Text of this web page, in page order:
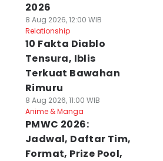
2026
8 Aug 2026, 12:00 WIB
Relationship
10 Fakta Diablo
Tensura, Iblis
Terkuat Bawahan
Rimuru
8 Aug 2026, 11:00 WIB
Anime & Manga
PMWC 2026:
Jadwal, Daftar Tim,
Format, Prize Pool,